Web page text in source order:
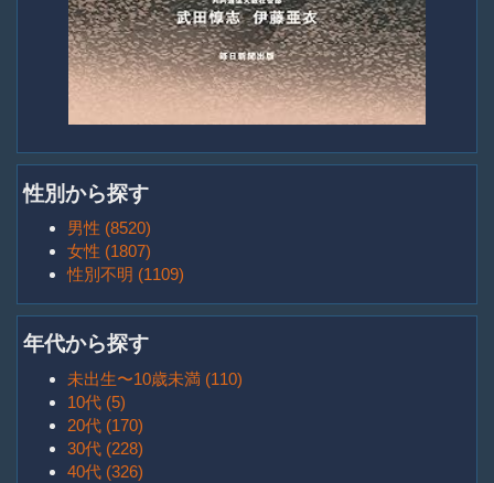
性別から探す
男性 (8520)
女性 (1807)
性別不明 (1109)
年代から探す
未出生〜10歳未満 (110)
10代 (5)
20代 (170)
30代 (228)
40代 (326)